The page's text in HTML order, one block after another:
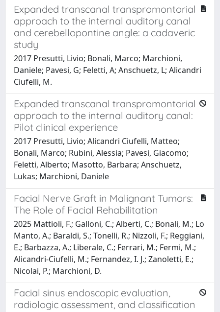
Expanded transcanal transpromontorial
approach to the internal auditory canal
and cerebellopontine angle: a cadaveric
study
2017 Presutti, Livio; Bonali, Marco; Marchioni,
Daniele; Pavesi, G; Feletti, A; Anschuetz, L; Alicandri
Ciufelli, M.
Expanded transcanal transpromontorial
approach to the internal auditory canal:
Pilot clinical experience
2017 Presutti, Livio; Alicandri Ciufelli, Matteo;
Bonali, Marco; Rubini, Alessia; Pavesi, Giacomo;
Feletti, Alberto; Masotto, Barbara; Anschuetz,
Lukas; Marchioni, Daniele
Facial Nerve Graft in Malignant Tumors:
The Role of Facial Rehabilitation
2025 Mattioli, F.; Galloni, C.; Alberti, C.; Bonali, M.; Lo
Manto, A.; Baraldi, S.; Tonelli, R.; Nizzoli, F.; Reggiani,
E.; Barbazza, A.; Liberale, C.; Ferrari, M.; Fermi, M.;
Alicandri-Ciufelli, M.; Fernandez, I. J.; Zanoletti, E.;
Nicolai, P.; Marchioni, D.
Facial sinus endoscopic evaluation,
radiologic assessment, and classification